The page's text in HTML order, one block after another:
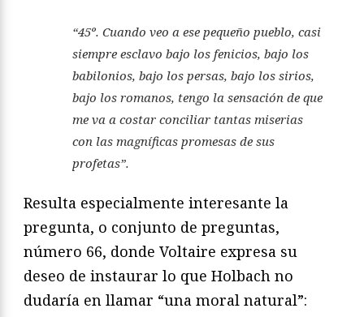
“45º. Cuando veo a ese pequeño pueblo, casi
siempre esclavo bajo los fenicios, bajo los
babilonios, bajo los persas, bajo los sirios,
bajo los romanos, tengo la sensación de que
me va a costar conciliar tantas miserias
con las magníficas promesas de sus
profetas”.
Resulta especialmente interesante la
pregunta, o conjunto de preguntas,
número 66, donde Voltaire expresa su
deseo de instaurar lo que Holbach no
dudaría en llamar “una moral natural”: